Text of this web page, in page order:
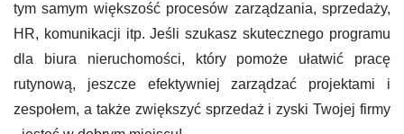
tym samym większość procesów zarządzania, sprzedaży,
HR, komunikacji itp. Jeśli szukasz skutecznego programu
dla biura nieruchomości, który pomoże ułatwić pracę
rutynową, jeszcze efektywniej zarządzać projektami i
zespołem, a także zwiększyć sprzedaż i zyski Twojej firmy